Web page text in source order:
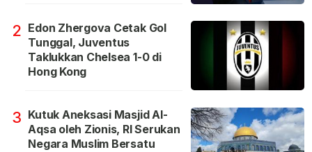
2 Edon Zhergova Cetak Gol
Tunggal, Juventus
Taklukkan Chelsea 1-0 di
Hong Kong
3 Kutuk Aneksasi Masjid Al-
Aqsa oleh Zionis, RI Serukan
Negara Muslim Bersatu